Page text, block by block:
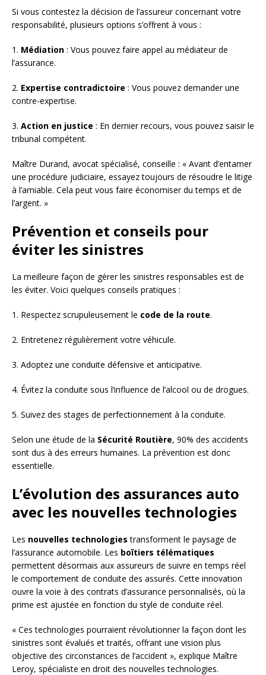
Si vous contestez la décision de l’assureur concernant votre
responsabilité, plusieurs options s’offrent à vous :
1. Médiation : Vous pouvez faire appel au médiateur de
l’assurance.
2. Expertise contradictoire : Vous pouvez demander une
contre-expertise.
3. Action en justice : En dernier recours, vous pouvez saisir le
tribunal compétent.
Maître Durand, avocat spécialisé, conseille : « Avant d’entamer
une procédure judiciaire, essayez toujours de résoudre le litige
à l’amiable. Cela peut vous faire économiser du temps et de
l’argent. »
Prévention et conseils pour
éviter les sinistres
La meilleure façon de gérer les sinistres responsables est de
les éviter. Voici quelques conseils pratiques :
1. Respectez scrupuleusement le code de la route.
2. Entretenez régulièrement votre véhicule.
3. Adoptez une conduite défensive et anticipative.
4. Évitez la conduite sous l’influence de l’alcool ou de drogues.
5. Suivez des stages de perfectionnement à la conduite.
Selon une étude de la Sécurité Routière, 90% des accidents
sont dus à des erreurs humaines. La prévention est donc
essentielle.
L’évolution des assurances auto
avec les nouvelles technologies
Les nouvelles technologies transforment le paysage de
l’assurance automobile. Les boîtiers télématiques
permettent désormais aux assureurs de suivre en temps réel
le comportement de conduite des assurés. Cette innovation
ouvre la voie à des contrats d’assurance personnalisés, où la
prime est ajustée en fonction du style de conduite réel.
« Ces technologies pourraient révolutionner la façon dont les
sinistres sont évalués et traités, offrant une vision plus
objective des circonstances de l’accident », explique Maître
Leroy, spécialiste en droit des nouvelles technologies.